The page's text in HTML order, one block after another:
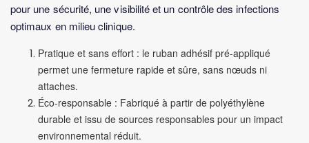
pour une sécurité, une visibilité et un contrôle des infections
optimaux en milieu clinique.
Pratique et sans effort : le ruban adhésif pré-appliqué
permet une fermeture rapide et sûre, sans nœuds ni
attaches.
Éco-responsable : Fabriqué à partir de polyéthylène
durable et issu de sources responsables pour un impact
environnemental réduit.